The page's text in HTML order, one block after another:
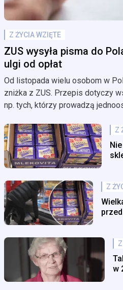
Z ŻYCIA WZIĘTE
ZUS wysyła pisma do
ulgi od opłat
Od listopada wielu osobom w
zniżka z ZUS. Przepis dotyczy
np. tych, którzy prowadzą
wysyła pisma do wszystkich,
jest w korespondencji?
Z
Z
w